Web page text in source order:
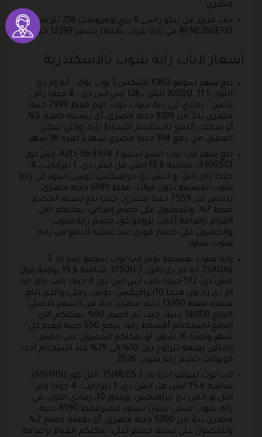
مصري.
ديب فريزر من بيكو راسى 6 درج نوفروست 218 لتر سيلفر –
RFNE260E13S في راية شوب طنطا بسعر 12299 جنيه.
اسعار لابات راية شوب بالاسكندرية
بلغ سعر لينوفو X360 فليكس 3 نوت بوك ، أيه إم دي
اثلون 3050U، 11.5 انش ، 128 اس اس دي ، 4 جيجا رام ،
تاتش ، رمادي في راية شوب دوت كوم فقط 7999 جنيه
مصري بدلاً من 8399 جنيه مصري، أي بنسبة خصم 5%،
أو يمكنك الدفع باستخدام أقساط راية، والتي تمكن
العميل من دفع 334 جنيه مصري شهرياً لمدة 36 شهر.
بلغ سعر لاب توب ايسر اسبير 3 A315-56-33U4، إنتل كور
i3-1005G1، شاشة 15.6 انش فل اتش دي، 1 تيرابايت، 4
جيجا رام، انتل يو اتش دي جرافيكس، دوس، اسود في راية
شوب تقسيط بدون فوائد، فقط 6999 جنيه مصري
بدلاص من 7559 جنيه مصري، حيث بلغ نسبة الخصم
فقط 7%، وللحصول على خصم إضافي، يمكنكم الآن
القيام بإضافة أحدث برومو كود خصم راية شوب
والحصول على خصم فوري عند عملية الدفع من راية
شوب ستور.
راية شوب تقسيط توفر لاب توب لينوفو ايديا باد 3
15ADA6، ايه ام دي رايزن 7-3700U، شاشة 15.6 بوصة فول
اتش دي، 512 جيجا بايت اس اس دي، 8 جيجا بايت رام، ايه
ام دي راديون فيجا 10جرافيكس، دوس، رملي، والذي يبلغ
سعره فقط 13200 جنيه مصري بدلاً من السعر الاصلي
البالغ 14000 جنيه، حيث تم خصم 60%، يمكنكم الآن
الدفع باستخدام أقساط راية، بدفع 550 جنيه فقط كل
شهر ولمدة 36 شهر، أو يمكنكم الحصول على خصم
إضافي بقيمة تتراوح بين 10% إلى 35% عند استخدام أجدد
كوبونات خصم راية شوب 2026.
لاب توب لينوفو ايديا باد 3 15IML05، انتل كور i3-10110U،
شاشة 15.6 انش فل اتش دي، 1 تيرابايت، 4 جيجا رام،
انتل يو اتش دي جرافيكس، ويندوز 10، رمادي اللون، في
راية شوب سيتى ستارز بسعر مميز فقط 8990 جنيه
مصري بدلاً من 9200 جنيه مصري، أي بقيمة خصم 2%،
وللحصول على نسبة خصم أعلى، يمكنكم القيام بإضافة